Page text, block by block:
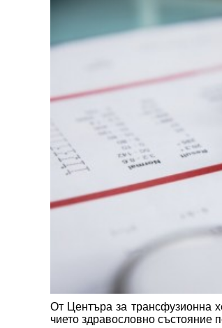
От Центъра за трансфузионна
чието здравословно състояние